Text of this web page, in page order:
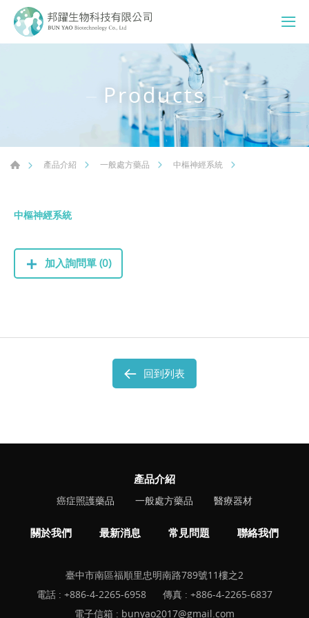
Products
產品介紹 一般處方藥品 中樞神經系統
中樞神經系統
加入詢問單 (0)
回到列表
產品介紹
癌症照護藥品 一般處方藥品 醫療器材
關於我們 最新消息 常見問題 聯絡我們
臺中市南區福順里忠明南路789號11樓之2
電話 : +886-4-2265-6958
傳真 : +886-4-2265-6837
電子信箱 : bunyao2017@gmail.com